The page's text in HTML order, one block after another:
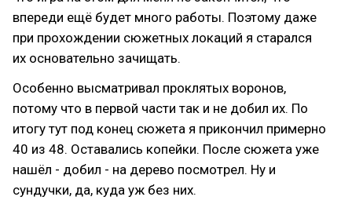
впереди ещё будет много работы. Поэтому даже
при прохождении сюжетных локаций я старался
их основательно зачищать.
Особенно высматривал проклятых воронов,
потому что в первой части так и не добил их. По
итогу тут под конец сюжета я прикончил примерно
40 из 48. Оставались копейки. После сюжета уже
нашёл - добил - на дерево посмотрел. Ну и
сундучки, да, куда уж без них.